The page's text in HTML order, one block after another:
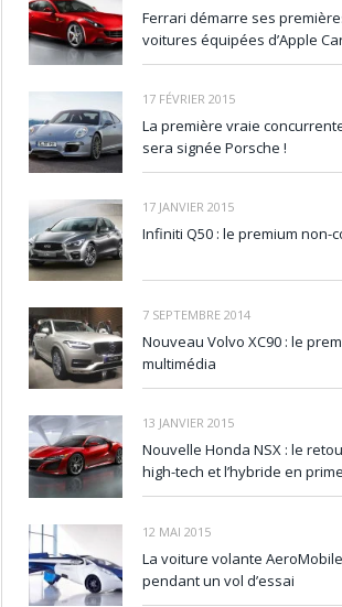
Ferrari démarre ses
voitures équipées d’Apple
17 FÉVRIER 2015
La première vraie
sera signée Porsche !
17 JANVIER 2015
Infiniti Q50 : le premium non-
7 SEPTEMBRE 2014
Nouveau Volvo XC90 : le
multimédia
13 JANVIER 2015
Nouvelle Honda NSX : le
high-tech et l’hybride en prime
12 MAI 2015
La voiture volante
pendant un vol d’essai